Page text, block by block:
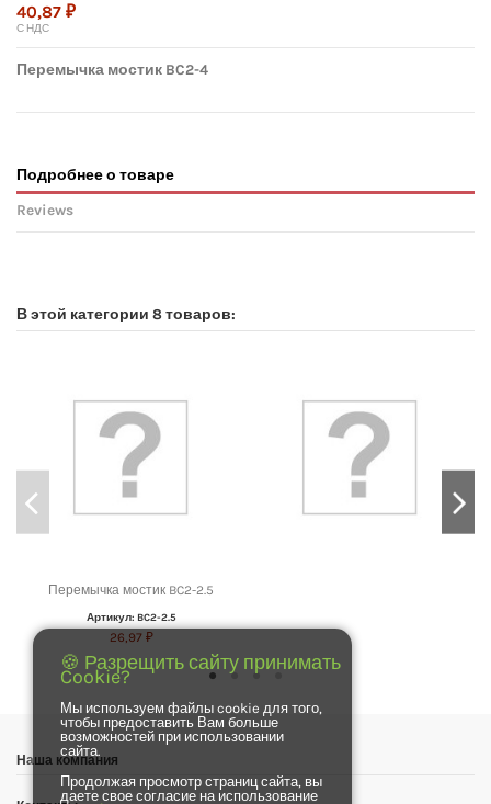
40,87 ₽
С НДС
Перемычка мостик BC2-4
Подробнее о товаре
Reviews
В этой категории 8 товаров:
Перемычка мостик BC2-2.5
Артикул: BC2-2.5
26,97 ₽
Наша компания
🍪 Разрещить сайту принимать
Cookie?
Мы используем файлы cookie для того,
чтобы предоставить Вам больше
возможностей при использовании
сайта.
Продолжая просмотр страниц сайта, вы
даете свое согласие на использование